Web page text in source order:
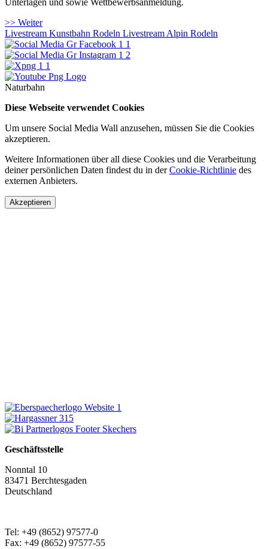
Unterlagen und sowie Wettbewerbsanmeldung.
>> Weiter
Livestream Kunstbahn Rodeln Livestream Alpin Rodeln
Naturbahn
Diese Webseite verwendet Cookies
Um unsere Social Media Wall anzusehen, müssen Sie die Cookies
akzeptieren.
Weitere Informationen über all diese Cookies und die Verarbeitung
deiner persönlichen Daten findest du in derCookie-Richtlinie des
externen Anbieters.
Akzeptieren
Geschäftsstelle
Nonntal 10
83471 Berchtesgaden
Deutschland
Tel: +49 (8652) 97577-0
Fax: +49 (8652) 97577-55